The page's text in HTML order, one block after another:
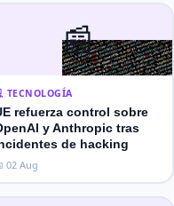
📰
TECNOLOGÍA
refuerza control sobre
y Anthropic tras
de hacking
02 Aug